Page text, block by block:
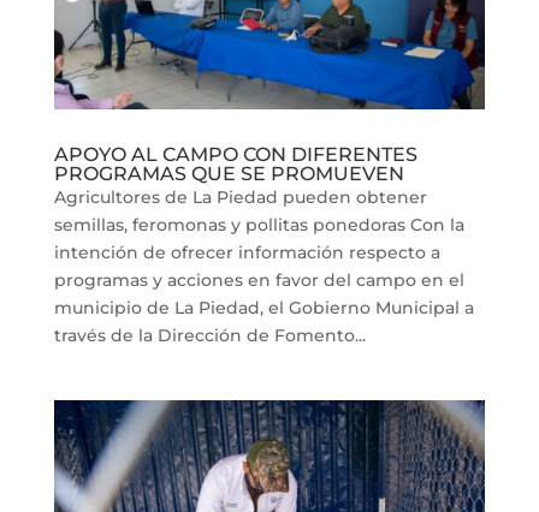
APOYO AL CAMPO CON DIFERENTES
PROGRAMAS QUE SE PROMUEVEN
Agricultores de La Piedad pueden obtener
semillas, feromonas y pollitas ponedoras Con la
intención de ofrecer información respecto a
programas y acciones en favor del campo en el
municipio de La Piedad, el Gobierno Municipal a
través de la Dirección de Fomento...